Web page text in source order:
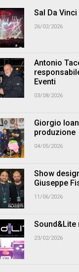
Sal Da
26/02/2026
Antonio
Eventi
03/08/2026
Giorgio
produzione
04/05/2026
Show
Giuseppe
11/06/2026
Sound&Lite
23/02/2026